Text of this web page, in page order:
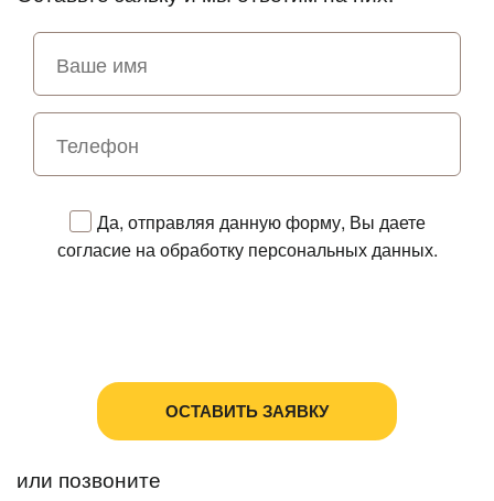
Да, отправляя данную форму, Вы даете
согласие на обработку персональных данных.
или позвоните